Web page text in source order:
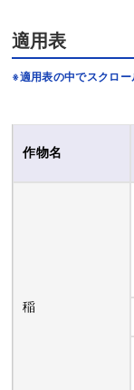
適用表
※適用表の中でスクロー
作物名
稲